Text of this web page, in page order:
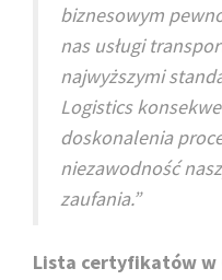
biznesowym
nas usługi
najwyższymi
Logistics
doskonalenia
niezawodność
zaufania.”
Lista certyfikatów w